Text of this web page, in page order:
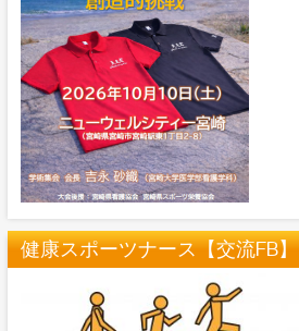
健康スポーツナース【交流FB】